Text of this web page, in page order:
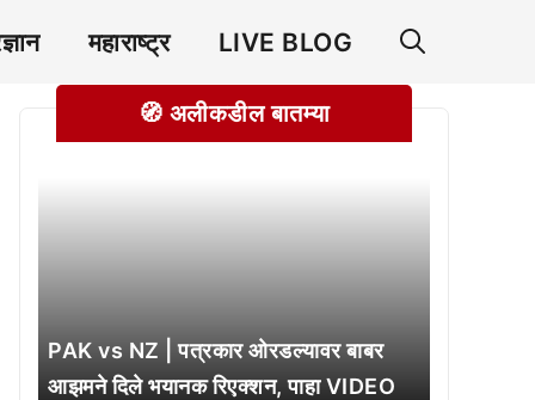
महाराष्ट्र LIVE BLOG
🧭 अलीकडील बातम्या
PAK vs NZ | पत्रकार ओरडल्यावर बाबर
आझमने दिले भयानक रिएक्शन, पाहा VIDEO